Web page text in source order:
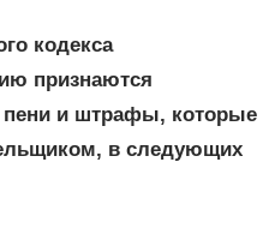
кодекса
признаются
и штрафы, которые
в следующих